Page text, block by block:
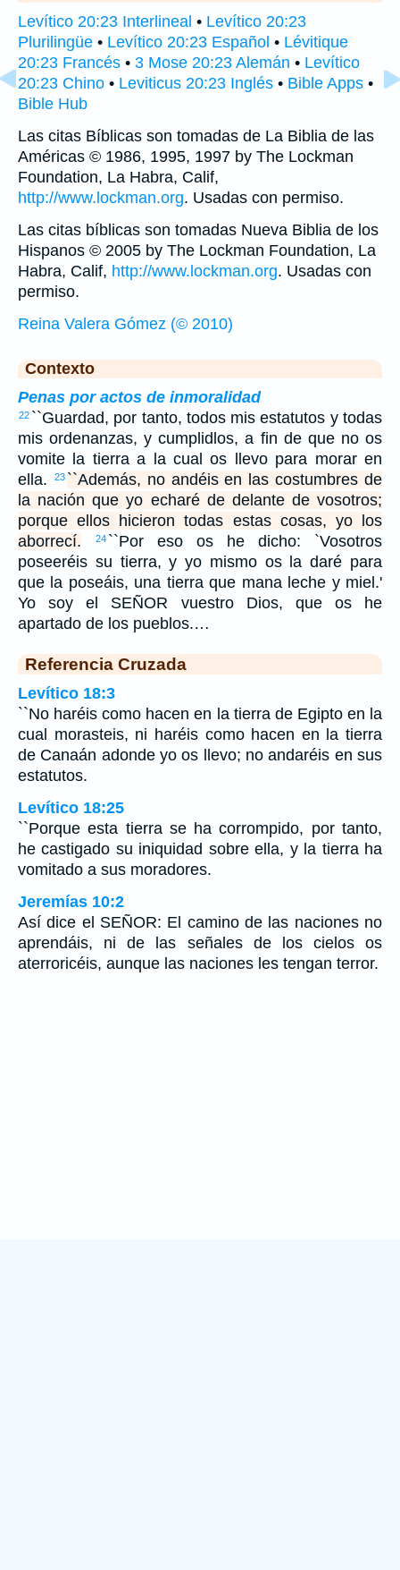
Levítico 20:23 Interlineal • Levítico 20:23
Plurilingüe • Levítico 20:23 Español • Lévitique
20:23 Francés • 3 Mose 20:23 Alemán • Levítico
20:23 Chino • Leviticus 20:23 Inglés • Bible Apps •
Bible Hub
Las citas Bíblicas son tomadas de La Biblia de las
Américas © 1986, 1995, 1997 by The Lockman
Foundation, La Habra, Calif,
http://www.lockman.org. Usadas con permiso.
Las citas bíblicas son tomadas Nueva Biblia de los
Hispanos © 2005 by The Lockman Foundation, La
Habra, Calif, http://www.lockman.org. Usadas con
permiso.
Reina Valera Gómez (© 2010)
Contexto
Penas por actos de inmoralidad
22 ``Guardad, por tanto, todos mis estatutos y todas
mis ordenanzas, y cumplidlos, a fin de que no os
vomite la tierra a la cual os llevo para morar en
ella.
23 ``Además, no andéis en las costumbres de
la nación que yo echaré de delante de vosotros;
porque ellos hicieron todas estas cosas, yo los
aborrecí.
24 ``Por eso os he dicho: `Vosotros
poseeréis su tierra, y yo mismo os la daré para
que la poseáis, una tierra que mana leche y miel.'
Yo soy el SEÑOR vuestro Dios, que os he
apartado de los pueblos.…
Referencia Cruzada
Levítico 18:3
``No haréis como hacen en la tierra de Egipto en la
cual morasteis, ni haréis como hacen en la tierra
de Canaán adonde yo os llevo; no andaréis en sus
estatutos.
Levítico 18:25
``Porque esta tierra se ha corrompido, por tanto,
he castigado su iniquidad sobre ella, y la tierra ha
vomitado a sus moradores.
Jeremías 10:2
Así dice el SEÑOR: El camino de las naciones no
aprendáis, ni de las señales de los cielos os
aterroricéis, aunque las naciones les tengan terror.